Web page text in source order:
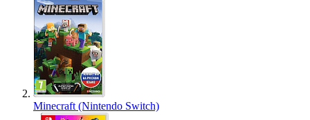
Minecraft (Nintendo Switch)